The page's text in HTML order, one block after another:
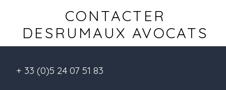
CONTACTER
DESRUMAUX AVOCATS
+ 33 (0)5 24 07 51 83